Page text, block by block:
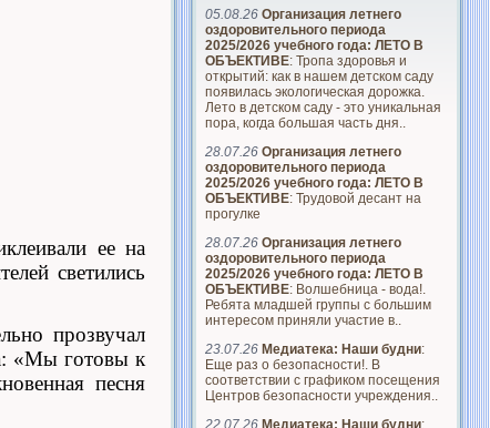
ее на
светились
прозвучал
«Мы готовы к
песня
05.08.26 Организация летнего
оздоровительного периода
2025/2026 учебного года: ЛЕТО В
ОБЪЕКТИВЕ: Тропа здоровья и
открытий: как в нашем детском саду
появилась экологическая дорожка.
Лето в детском саду - это уникальная
пора, когда большая часть дня..
28.07.26 Организация летнего
оздоровительного периода
2025/2026 учебного года: ЛЕТО В
ОБЪЕКТИВЕ: Трудовой десант на
прогулке
28.07.26 Организация летнего
оздоровительного периода
2025/2026 учебного года: ЛЕТО В
ОБЪЕКТИВЕ: Волшебница - вода!.
Ребята младшей группы с большим
интересом приняли участие в..
23.07.26 Медиатека: Наши будни:
Еще раз о безопасности!. В
соответствии с графиком посещения
Центров безопасности учреждения..
22.07.26 Медиатека: Наши будни: